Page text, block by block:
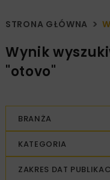
STRONA GŁÓWNA
Wynik
"otovo"
BRANŻA
KATEGORIA
ZAKRES DAT